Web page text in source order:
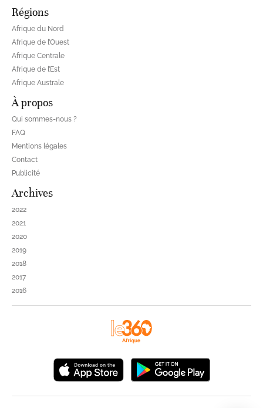
Régions
Afrique du Nord
Afrique de l’Ouest
Afrique Centrale
Afrique de l’Est
Afrique Australe
À propos
Qui sommes-nous ?
FAQ
Mentions légales
Contact
Publicité
Archives
2022
2021
2020
2019
2018
2017
2016